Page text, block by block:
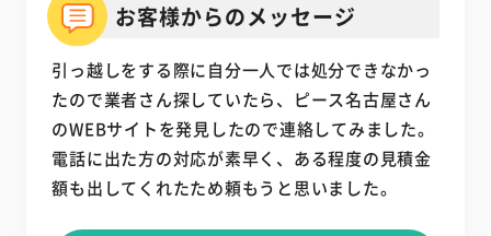
お客様からのメッセージ
引っ越しをする際に自分一人では処分できなかっ
たので業者さん探していたら、ピース名古屋さん
のWEBサイトを発見したので連絡してみました。
電話に出た方の対応が素早く、ある程度の見積金
額も出してくれたため頼もうと思いました。